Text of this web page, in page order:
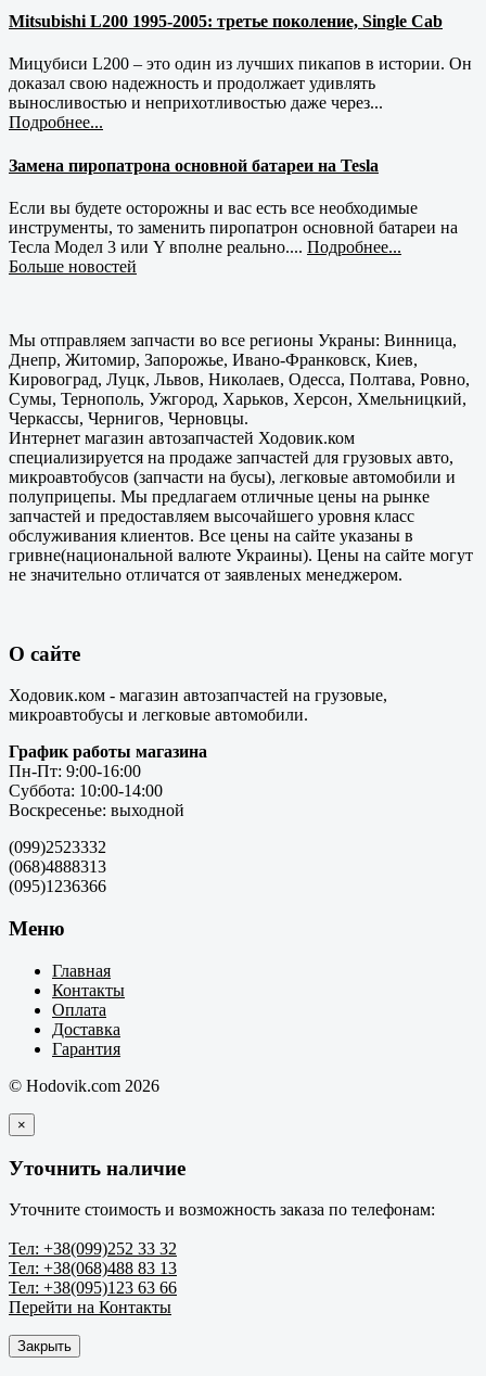
Mitsubishi L200 1995-2005: третье поколение, Single Cab
Мицубиси L200 – это один из лучших пикапов в истории. Он
доказал свою надежность и продолжает удивлять
выносливостью и неприхотливостью даже через...
Подробнее...
Замена пиропатрона основной батареи на Tesla
Если вы будете осторожны и вас есть все необходимые
инструменты, то заменить пиропатрон основной батареи на
Тесла Модел 3 или Y вполне реально.... Подробнее...
Больше новостей
Мы отправляем запчасти во все регионы Украны: Винница,
Днепр, Житомир, Запорожье, Ивано-Франковск, Киев,
Кировоград, Луцк, Львов, Николаев, Одесса, Полтава, Ровно,
Сумы, Тернополь, Ужгород, Харьков, Херсон, Хмельницкий,
Черкассы, Чернигов, Черновцы.
Интернет магазин автозапчастей Ходовик.ком
специализируется на продаже запчастей для грузовых авто,
микроавтобусов (запчасти на бусы), легковые автомобили и
полуприцепы. Мы предлагаем отличные цены на рынке
запчастей и предоставляем высочайшего уровня класс
обслуживания клиентов. Все цены на сайте указаны в
гривне(национальной валюте Украины). Цены на сайте могут
не значительно отличатся от заявленых менеджером.
О сайте
Ходовик.ком - магазин автозапчастей на грузовые,
микроавтобусы и легковые автомобили.
График работы магазина
Пн-Пт: 9:00-16:00
Суббота: 10:00-14:00
Воскресенье: выходной
(099)2523332
(068)4888313
(095)1236366
Меню
Главная
Контакты
Оплата
Доставка
Гарантия
© Hodovik.com 2026
×
Уточнить наличие
Уточните стоимость и возможность заказа по телефонам:
Тел: +38(099)252 33 32
Тел: +38(068)488 83 13
Тел: +38(095)123 63 66
Перейти на Контакты
Закрыть